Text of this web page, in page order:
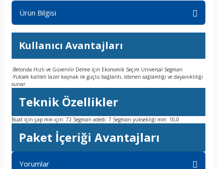
Ürün Bilgisi
Kullanıcı Avantajları
-Betonda Hızlı ve Güvenilir Delme için Ekonomik Seçim Universal Segman
-Yüksek kaliteli lazer kaynak ile güçlü bağlantı, istenen sağlamlığı ve dayanıklılığı
sunar
Teknik Özellikler
Buat için çap mm için: 72 Segman adedi: 7 Segman yüksekliği mm: 10,0
Paket İçeriği Avantajları
Yorumlar